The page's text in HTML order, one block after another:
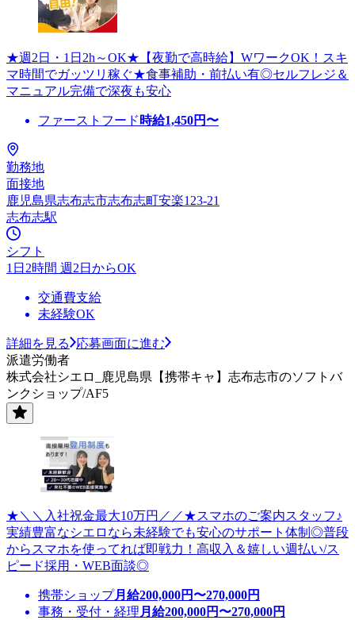
★週2日・1日2h～OK★【夜勤で高時給】WワークOK！スキ
マ時間でガッツリ稼ぐ★食事補助・前払い有◎セルフレジ＆
マニュアル完備で深夜も安心
ファーストフード 時給1,450円〜
勤務地
面接地
鹿児島県志布志市志布志町安楽123-21
志布志駅
シフト
1日2時間 週2日からOK
交通費支給
未経験OK
詳細を見る
応募画面に進む
派遣労働者
株式会社シエロ_鹿児島県【携帯キャ】志布志市のソフトバ
ンクショップ/AF5
★＼＼入社祝金最大10万円／／★スマホのご案内スタッフ♪
実績豊富なシエロなら未経験でも安心のサポート体制◎普段
からスマホを使ってれば即戦力！高収入＆嬉しい週払い/ス
ピード採用・WEB面談◎
携帯ショップ月給200,000円〜270,000円
事務・受付・経理 月給200,000円〜270,000円